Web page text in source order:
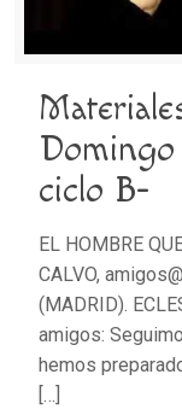
ciclo B-
EL HOMBRE
CALVO,
(MADRID).
amigos:
hemos
[…]